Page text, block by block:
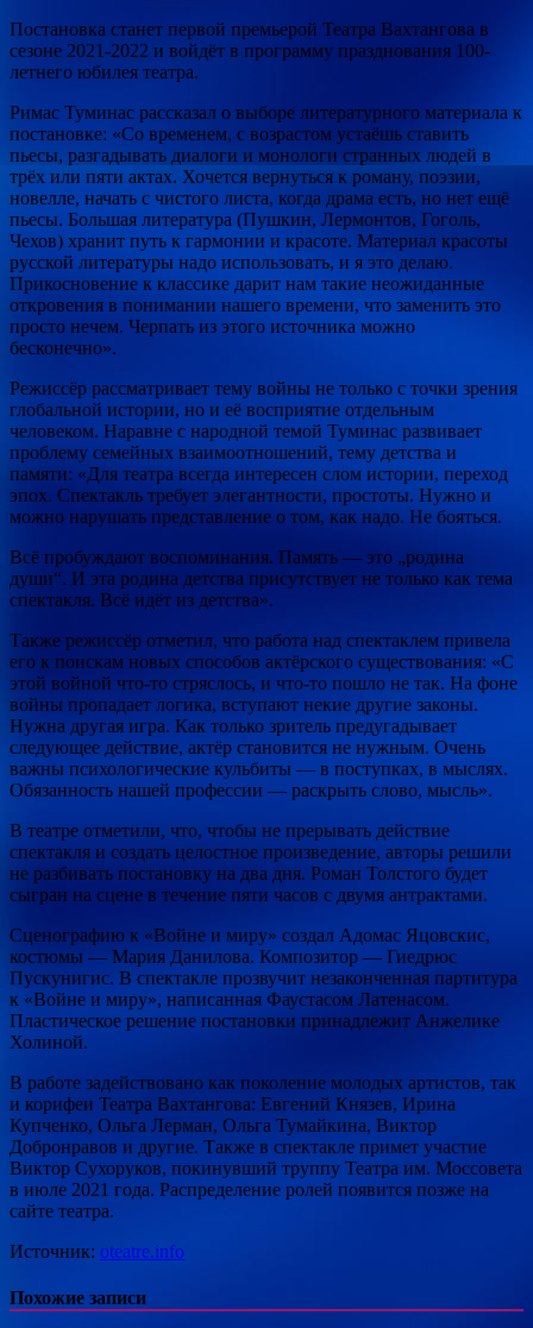
Постановка станет первой премьерой Театра Вахтангова в
сезоне 2021-2022 и войдёт в программу празднования 100-
летнего юбилея театра.
Римас Туминас рассказал о выборе литературного материала к
постановке: «Со временем, с возрастом устаёшь ставить
пьесы, разгадывать диалоги и монологи странных людей в
трёх или пяти актах. Хочется вернуться к роману, поэзии,
новелле, начать с чистого листа, когда драма есть, но нет ещё
пьесы. Большая литература (Пушкин, Лермонтов, Гоголь,
Чехов) хранит путь к гармонии и красоте. Материал красоты
русской литературы надо использовать, и я это делаю.
Прикосновение к классике дарит нам такие неожиданные
откровения в понимании нашего времени, что заменить это
просто нечем. Черпать из этого источника можно
бесконечно».
Режиссёр рассматривает тему войны не только с точки зрения
глобальной истории, но и её восприятие отдельным
человеком. Наравне с народной темой Туминас развивает
проблему семейных взаимоотношений, тему детства и
памяти: «Для театра всегда интересен слом истории, переход
эпох. Спектакль требует элегантности, простоты. Нужно и
можно нарушать представление о том, как надо. Не бояться.
Всё пробуждают воспоминания. Память — это „родина
души“. И эта родина детства присутствует не только как тема
спектакля. Всё идёт из детства».
Также режиссёр отметил, что работа над спектаклем привела
его к поискам новых способов актёрского существования: «С
этой войной что-то стряслось, и что-то пошло не так. На фоне
войны пропадает логика, вступают некие другие законы.
Нужна другая игра. Как только зритель предугадывает
следующее действие, актёр становится не нужным. Очень
важны психологические кульбиты — в поступках, в мыслях.
Обязанность нашей профессии — раскрыть слово, мысль».
В театре отметили, что, чтобы не прерывать действие
спектакля и создать целостное произведение, авторы решили
не разбивать постановку на два дня. Роман Толстого будет
сыгран на сцене в течение пяти часов с двумя антрактами.
Сценографию к «Войне и миру» создал Адомас Яцовскис,
костюмы — Мария Данилова. Композитор — Гиедрюс
Пускунигис. В спектакле прозвучит незаконченная партитура
к «Войне и миру», написанная Фаустасом Латенасом.
Пластическое решение постановки принадлежит Анжелике
Холиной.
В работе задействовано как поколение молодых артистов, так
и корифеи Театра Вахтангова: Евгений Князев, Ирина
Купченко, Ольга Лерман, Ольга Тумайкина, Виктор
Добронравов и другие. Также в спектакле примет участие
Виктор Сухоруков, покинувший труппу Театра им. Моссовета
в июле 2021 года. Распределение ролей появится позже на
сайте театра.
Источник: oteatre.info
Похожие записи